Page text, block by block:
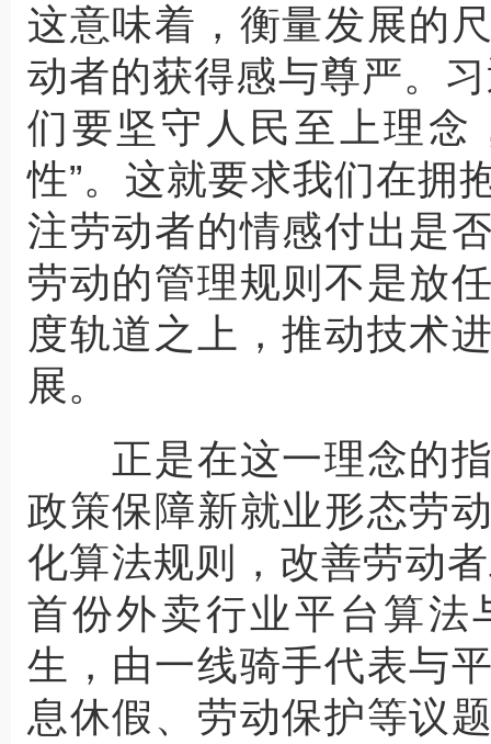
这意味着，衡量发展的
动者的获得感与尊严。
们要坚守人民至上理念
性”。这就要求我们在拥
注劳动者的情感付出是
劳动的管理规则不是放
度轨道之上，推动技术
展。
正是在这一理念的指
政策保障新就业形态劳
化算法规则，改善劳动
首份外卖行业平台算法
生，由一线骑手代表与
息休假、劳动保护等议